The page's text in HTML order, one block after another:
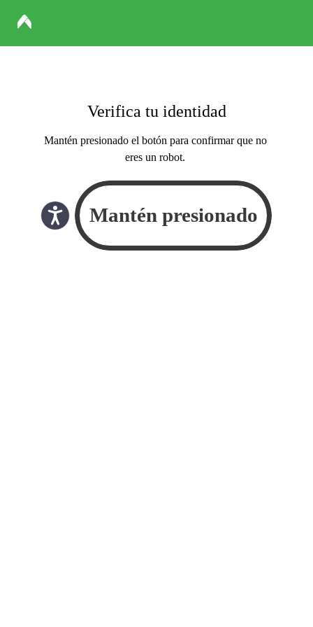
Verifica tu identidad
Mantén presionado el botón para confirmar que no
eres un robot.